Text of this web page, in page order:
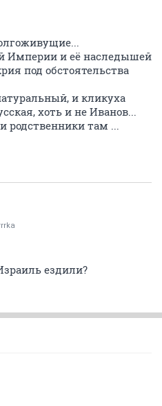
Империи и её наследышей
под обстоятельства
и кликуха
хоть и не Иванов...
родственники там ...